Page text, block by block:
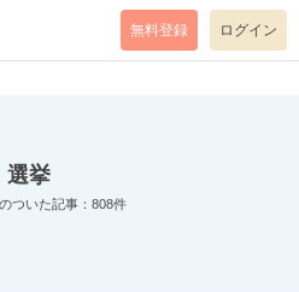
code=0 mode=return level=notice
無料登録 ログイン
選挙
ついた記事：808件